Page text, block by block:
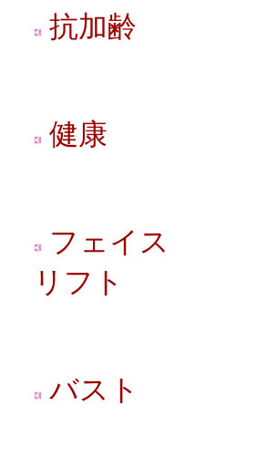
抗加齢
健康
フェイス
リフト
バスト